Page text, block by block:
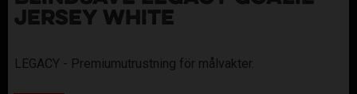
JERSEY WHITE
LEGACY - Premiumutrustning för målvakter.